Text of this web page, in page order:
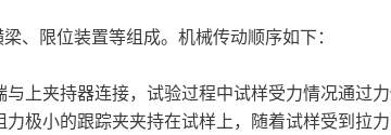
、限位装置等组成。机械传动顺序如下：
上夹持器连接，试验过程中试样受力情况通过
极小的跟踪夹夹持在试样上，随着试样受到拉